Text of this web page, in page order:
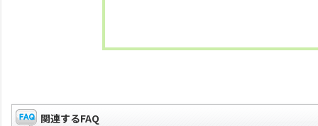
関連するFAQ